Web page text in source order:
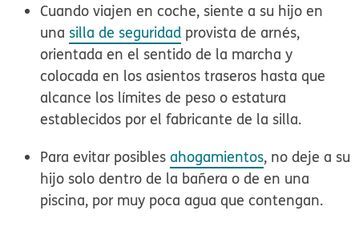
Cuando viajen en coche, siente a su hijo en
una silla de seguridad provista de arnés,
orientada en el sentido de la marcha y
colocada en los asientos traseros hasta que
alcance los límites de peso o estatura
establecidos por el fabricante de la silla.
Para evitar posiblesahogamientos, no deje a su
hijo solo dentro de la bañera o de en una
piscina, por muy poca agua que contengan.